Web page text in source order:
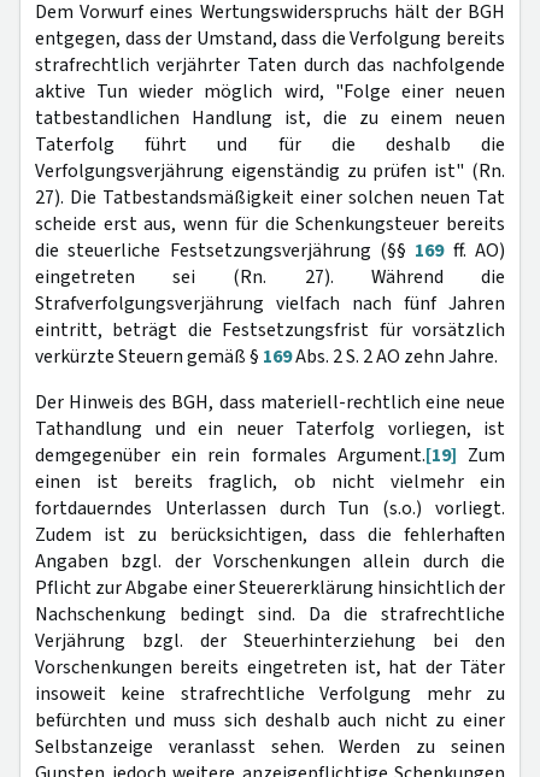
Dem Vorwurf eines Wertungswiderspruchs hält der BGH
entgegen, dass der Umstand, dass die Verfolgung bereits
strafrechtlich verjährter Taten durch das nachfolgende
aktive Tun wieder möglich wird, "Folge einer neuen
tatbestandlichen Handlung ist, die zu einem neuen
Taterfolg führt und für die deshalb die
Verfolgungsverjährung eigenständig zu prüfen ist" (Rn.
27). Die Tatbestandsmäßigkeit einer solchen neuen Tat
scheide erst aus, wenn für die Schenkungsteuer bereits
die steuerliche Festsetzungsverjährung (§§ 169ff. AO)
eingetreten sei (Rn. 27). Während die
Strafverfolgungsverjährung vielfach nach fünf Jahren
eintritt, beträgt die Festsetzungsfrist für vorsätzlich
verkürzte Steuern gemäß § 169Abs. 2 S. 2 AO zehn Jahre.
Der Hinweis des BGH, dass materiell-rechtlich eine neue
Tathandlung und ein neuer Taterfolg vorliegen, ist
demgegenüber ein rein formales Argument.[19] Zum
einen ist bereits fraglich, ob nicht vielmehr ein
fortdauerndes Unterlassen durch Tun (s.o.) vorliegt.
Zudem ist zu berücksichtigen, dass die fehlerhaften
Angaben bzgl. der Vorschenkungen allein durch die
Pflicht zur Abgabe einer Steuererklärung hinsichtlich der
Nachschenkung bedingt sind. Da die strafrechtliche
Verjährung bzgl. der Steuerhinterziehung bei den
Vorschenkungen bereits eingetreten ist, hat der Täter
insoweit keine strafrechtliche Verfolgung mehr zu
befürchten und muss sich deshalb auch nicht zu einer
Selbstanzeige veranlasst sehen. Werden zu seinen